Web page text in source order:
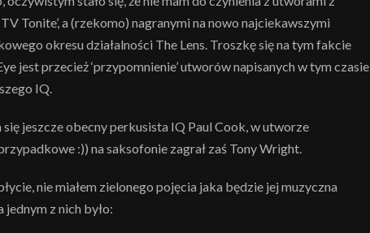
Tonite’, a (rzekomo) nagranymi na nowo najciekawszymi
okresu działalności The Lens. Troszkę się na tym fakcie
jest przecież ‘przypomnienie’ utworów napisanych w tym czasie
IQ.
jeszcze obecny perkusista IQ Paul Cook, w utworze
:)) na saksofonie zagrał zaś Tony Wright.
nie miałem zielonego pojęcia jaka będzie jej muzyczna
jednym z nich było: